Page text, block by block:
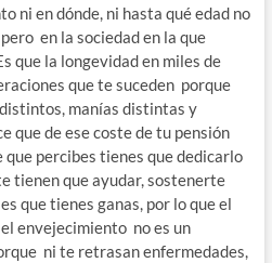
ni en dónde, ni hasta qué edad no
en la sociedad en la que
que la longevidad en miles de
que te suceden porque
manías distintas y
que de ese coste de tu pensión
percibes tienes que dedicarlo
tienen que ayudar, sostenerte
que tienes ganas, por lo que el
envejecimiento no es un
ni te retrasan enfermedades,